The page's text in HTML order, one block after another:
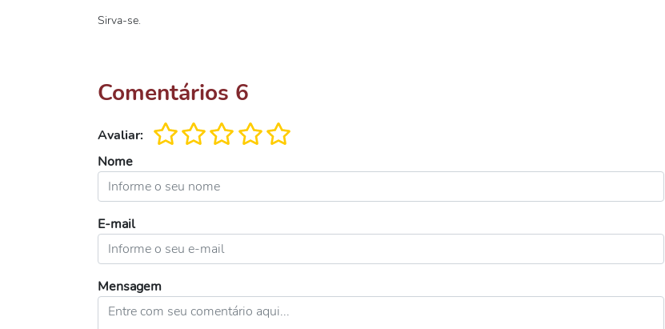
Sirva-se.
Comentários 6
Avaliar:
Nome
E-mail
Mensagem